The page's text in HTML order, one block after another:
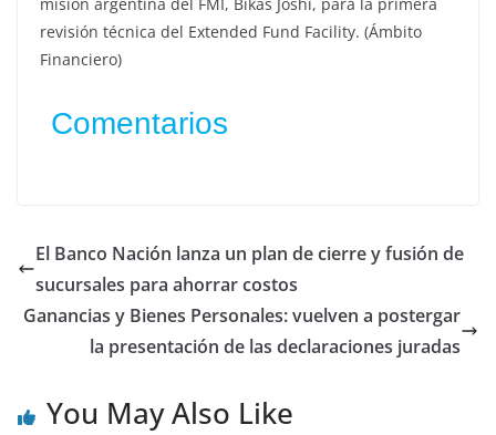
misión argentina del FMI, Bikas Joshi, para la primera
revisión técnica del Extended Fund Facility. (Ámbito
Financiero)
Comentarios
El Banco Nación lanza un plan de cierre y fusión de
sucursales para ahorrar costos
Ganancias y Bienes Personales: vuelven a postergar
la presentación de las declaraciones juradas
You May Also Like